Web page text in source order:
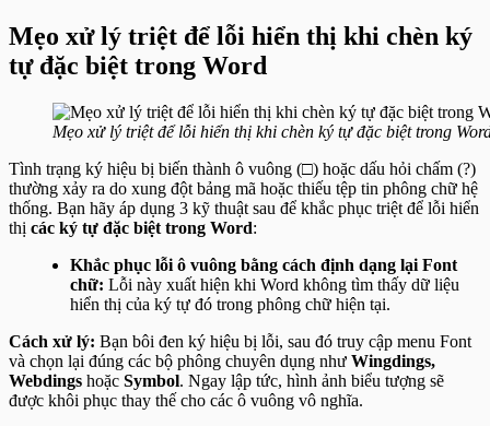
Mẹo xử lý triệt để lỗi hiển thị khi chèn ký
tự đặc biệt trong Word
Mẹo xử lý triệt để lỗi hiển thị khi chèn ký tự đặc biệt trong
Tình trạng ký hiệu bị biến thành ô vuông (□) hoặc dấu hỏi chấm (?)
thường xảy ra do xung đột bảng mã hoặc thiếu tệp tin phông chữ hệ
thống. Bạn hãy áp dụng 3 kỹ thuật sau để khắc phục triệt để lỗi hiển
thị các ký tự đặc biệt trong Word:
Khắc phục lỗi ô vuông bằng cách định dạng lại Font
chữ: Lỗi này xuất hiện khi Word không tìm thấy dữ liệu
hiển thị của ký tự đó trong phông chữ hiện tại.
Cách xử lý: Bạn bôi đen ký hiệu bị lỗi, sau đó truy cập menu Font
và chọn lại đúng các bộ phông chuyên dụng như Wingdings,
Webdings hoặc Symbol. Ngay lập tức, hình ảnh biểu tượng sẽ
được khôi phục thay thế cho các ô vuông vô nghĩa.